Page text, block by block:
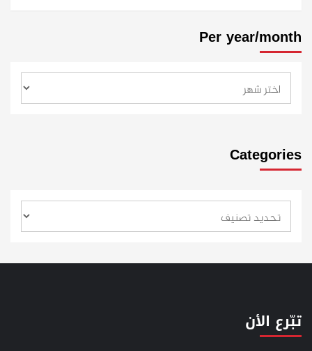
Per year/month
Categories
تبّرع الأن